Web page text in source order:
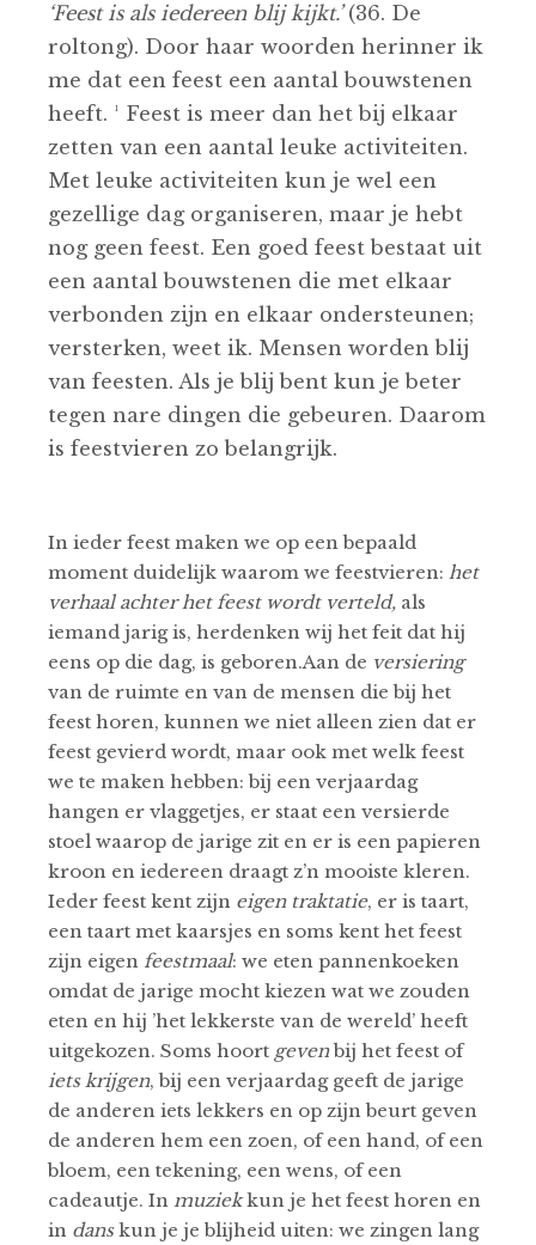
‘Feest is als iedereen blij kijkt.’(36. De
roltong). Door haar woorden herinner ik
me dat een feest een aantal bouwstenen
heeft. ¹ Feest is meer dan het bij elkaar
zetten van een aantal leuke activiteiten.
Met leuke activiteiten kun je wel een
gezellige dag organiseren, maar je hebt
nog geen feest. Een goed feest bestaat uit
een aantal bouwstenen die met elkaar
verbonden zijn en elkaar ondersteunen;
versterken, weet ik. Mensen worden blij
van feesten. Als je blij bent kun je beter
tegen nare dingen die gebeuren. Daarom
is feestvieren zo belangrijk.
In ieder feest maken we op een bepaald
moment duidelijk waarom we feestvieren: het
verhaal achter het feest wordt verteld, als
iemand jarig is, herdenken wij het feit dat hij
eens op die dag, is geboren.Aan de versiering
van de ruimte en van de mensen die bij het
feest horen, kunnen we niet alleen zien dat er
feest gevierd wordt, maar ook met welk feest
we te maken hebben: bij een verjaardag
hangen er vlaggetjes, er staat een versierde
stoel waarop de jarige zit en er is een papieren
kroon en iedereen draagt z’n mooiste kleren.
Ieder feest kent zijn eigen traktatie, er is taart,
een taart met kaarsjes en soms kent het feest
zijn eigen feestmaal: we eten pannenkoeken
omdat de jarige mocht kiezen wat we zouden
eten en hij ’het lekkerste van de wereld’ heeft
uitgekozen. Soms hoort gevenbij het feest of
iets krijgen, bij een verjaardag geeft de jarige
de anderen iets lekkers en op zijn beurt geven
de anderen hem een zoen, of een hand, of een
bloem, een tekening, een wens, of een
cadeautje. In muziekkun je het feest horen en
in danskun je je blijheid uiten: we zingen lang